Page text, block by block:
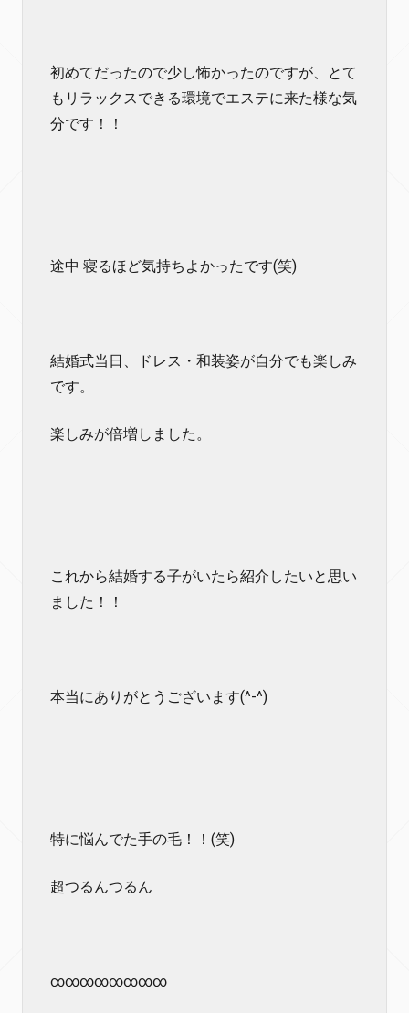
初めてだったので少し怖かったのですが、とて
もリラックスできる環境でエステに来た様な気
分です！！
途中 寝るほど気持ちよかったです(笑)
結婚式当日、ドレス・和装姿が自分でも楽しみ
です。
楽しみが倍増しました。
これから結婚する子がいたら紹介したいと思い
ました！！
本当にありがとうございます(^-^)
特に悩んでた手の毛！！(笑)
超つるんつるん
∞∞∞∞∞∞∞∞